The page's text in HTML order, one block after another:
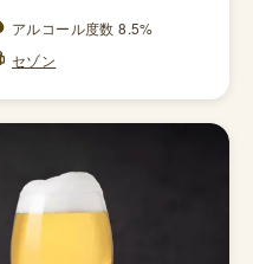
アルコール度数 8.5%
セゾン